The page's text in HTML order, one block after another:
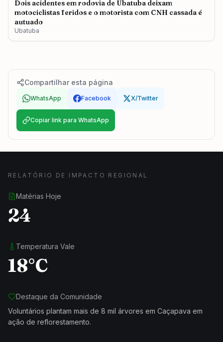
Dois acidentes em rodovia de Ubatuba deixam
motociclistas feridos e o motorista com CNH cassada é
autuado
Ubatuba
Compartilhar esta página
WhatsApp Facebook X/Twitter
Copiar link para WhatsApp
RELATÓRIO DE IMPACTO REGIONAL
Matérias Hoje
24
Temperatura Vale
18°C
Destaque da Comunidade
Voluntários plantam mais de 8 mil árvores em Caçapava em
ação de reflorestamento.